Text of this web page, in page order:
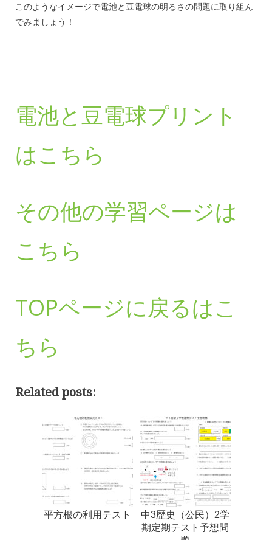
このようなイメージで電池と豆電球の明るさの問題に取り組ん
でみましょう！
電池と豆電球プリント
はこちら
その他の学習ページは
こちら
TOPページに戻るはこ
ちら
Related posts:
平方根の利用テスト
中3歴史（公民）2学
期定期テスト予想問